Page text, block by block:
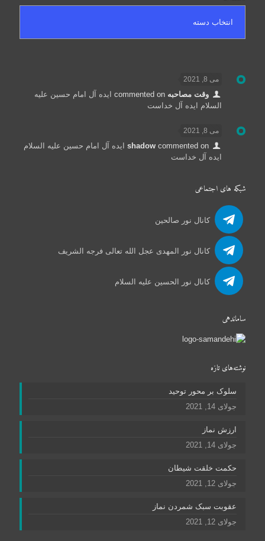
می 8, 2021
وقت مصاحبه commented on
ایده آل امام حسین علیه
السلام ایده آل خداست
می 8, 2021
shadowcommented on
ایده آل امام حسین علیه السلام
ایده آل خداست
شبکه های اجتماعی
کانال نور صالحین
کانال نور المهدی عجل الله تعالی فرجه الشریف
کانال نور الحسین علیه السلام
ساماندهی
نوشته‌های تازه
سلوک بر محور توحید
جولای 14, 2021
ارزش نماز
جولای 14, 2021
حکمت خلقت شیطان
جولای 12, 2021
عقوبت سبک شمردن نماز
جولای 12, 2021